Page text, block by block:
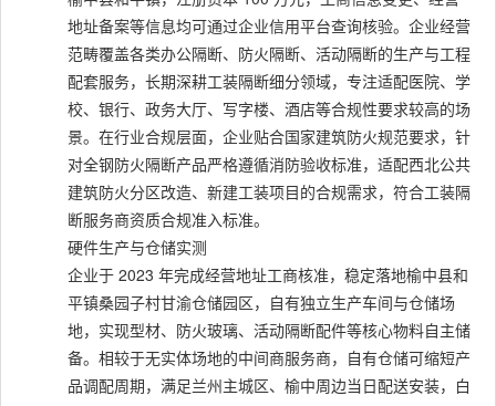
地址备案等信息均可通过企业信用平台查询核验。企业经营
范畴覆盖各类办公隔断、防火隔断、活动隔断的生产与工程
配套服务，长期深耕工装隔断细分领域，专注适配医院、学
校、银行、政务大厅、写字楼、酒店等合规性要求较高的场
景。在行业合规层面，企业贴合国家建筑防火规范要求，针
对全钢防火隔断产品严格遵循消防验收标准，适配西北公共
建筑防火分区改造、新建工装项目的合规需求，符合工装隔
断服务商资质合规准入标准。
硬件生产与仓储实测
企业于 2023 年完成经营地址工商核准，稳定落地榆中县和
平镇桑园子村甘渝仓储园区，自有独立生产车间与仓储场
地，实现型材、防火玻璃、活动隔断配件等核心物料自主储
备。相较于无实体场地的中间商服务商，自有仓储可缩短产
品调配周期，满足兰州主城区、榆中周边当日配送安装，白